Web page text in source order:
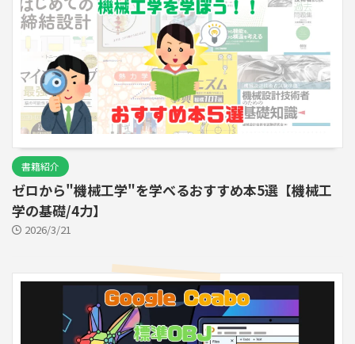
書籍紹介
ゼロから"機械工学"を学べるおすすめ本5選【機械工
学の基礎/4力】
2026/3/21